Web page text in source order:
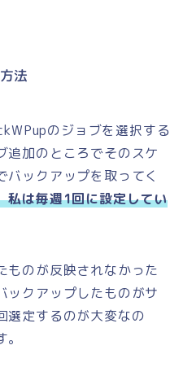
法
のジョブを選択する
追加のところでそのスケ
バックアップを取ってく
私は毎週1回に設定してい
ものが反映されなかった
ックアップしたものがサ
選定するのが大変なの